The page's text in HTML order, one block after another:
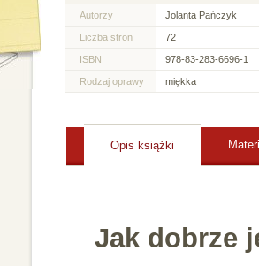
Autorzy Jolanta Pańczyk
Liczba stron 72
ISBN 978-83-283-6696-1
Rodzaj oprawy miękka
Opis książki
Jak dobrze